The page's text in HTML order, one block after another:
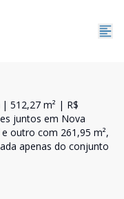
512,27 m² | R$
juntos em Nova
outro com 261,95 m²,
apenas do conjunto